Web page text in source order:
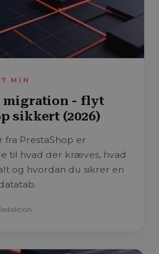
7 MIN
migration - flyt
sikkert (2026)
fra PrestaShop er
til hvad der kræves, hvad
og hvordan du sikrer en